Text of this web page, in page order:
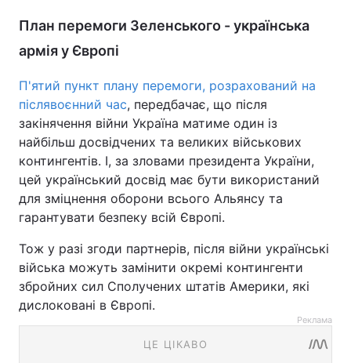
План перемоги Зеленського - українська
армія у Європі
П'ятий пункт плану перемоги, розрахований на
післявоєнний час, передбачає, що після
закінячення війни Україна матиме один із
найбільш досвідчених та великих військових
контингентів. І, за зловами президента України,
цей український досвід має бути використаний
для зміцнення оборони всього Альянсу та
гарантувати безпеку всій Європі.
Тож у разі згоди партнерів, після війни українські
війська можуть замінити окремі контингенти
збройних сил Сполучених штатів Америки, які
дислоковані в Європі.
Реклама